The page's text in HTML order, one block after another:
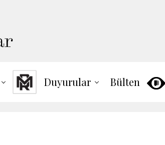
Duyurular Bülten